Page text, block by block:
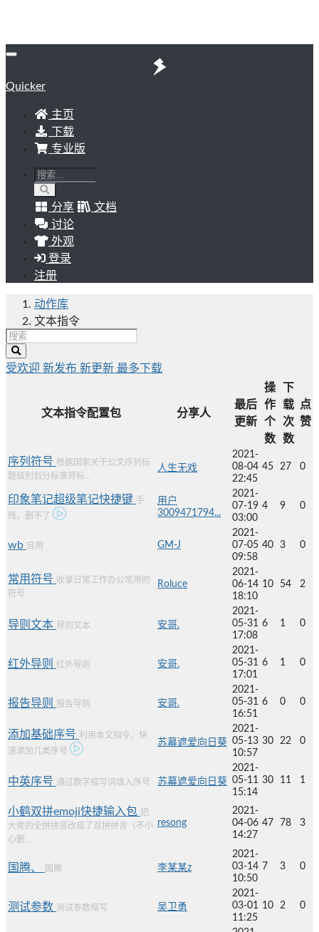
Quicker
主页
下载
专业版
分享
文档
讨论
外观
登录
注册
动作库
文本指令
受欢迎 新发布 新更新 最多下载
文本指令配置包 分享人
最后
更新
操
作
个
数
下
载
次
数
点
赞
序列符号 根据国家关于公文序列标
题级别划分标准将标...
人生无戏
2021-
08-04
22:45
45 27 0
印象笔记超级笔记快捷键 手
残，删不了
用户
3009471794...
2021-
07-19
03:00
4 9 0
wb 自用 GM-J
2021-
07-05
09:58
40 3 0
常用符号 收录日常工作办公常用的
符号
Roluce
2021-
06-14
18:10
10 54 2
导则文本 导则文本 安哥.
2021-
05-31
17:08
6 1 0
红外导则 红外导则 安哥.
2021-
05-31
17:01
6 1 0
报告导则 报告导则 安哥.
2021-
05-31
16:51
6 0 0
添加基础序号 利用本文指令，快
速添加几类序号
苏幕遮爱向日葵
2021-
05-13
10:57
30 22 0
中英序号 通过数字缩写词填入序号 苏幕遮爱向日葵
2021-
05-11
15:14
30 11 1
小鹤双拼emoji快捷输入包 把
大佬的全拼拼音改成了双拼拼音（不小
心删...
resong
2021-
04-06
14:27
47 78 3
国腾、 国腾 李某某z
2021-
03-14
10:50
7 3 0
测试参数 测试参数缩写 吴卫勇
2021-
03-01
11:25
10 2 0